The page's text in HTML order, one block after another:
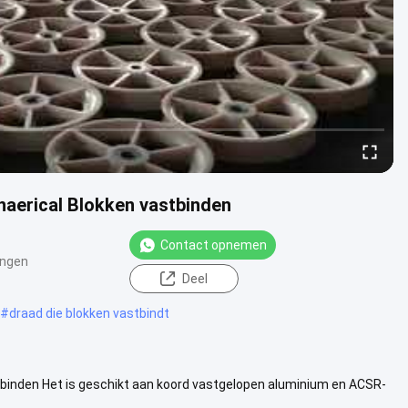
Blokken vastbinden
Contact opnemen
Deel
#draad die blokken vastbindt
Het is geschikt aan koord vastgelopen aluminium en ACSR-